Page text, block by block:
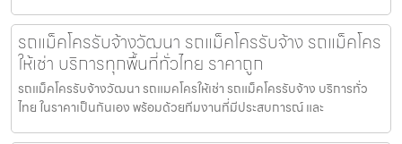
รถแม็คโครรับจ้างวัฒนา รถแม็คโครรับจ้าง รถแม็คโคร
ให้เช่า บริการทุกพื้นที่ทั่วไทย ราคาถูก
รถแม็คโครรับจ้างวัฒนา รถแมคโครให้เช่า รถแม็คโครรับจ้าง บริการทั่ว
ไทย ในราคาเป็นกันเอง พร้อมด้วยทีมงานที่มีประสบการณ์ และ